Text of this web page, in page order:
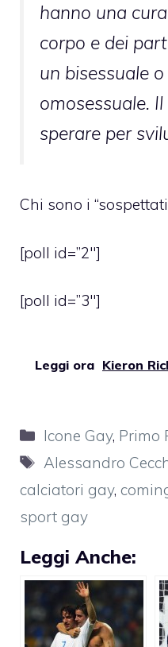
hanno una
corpo e dei
un bisessuale
omosessuale.
sperare per
Chi sono i
[poll id=”2″]
[poll id=”3″]
Leggi ora Kieron
Categorie
Icone Gay, Primo
Tag
Alessandro
calciatori gay,
sport gay
Leggi Anche: